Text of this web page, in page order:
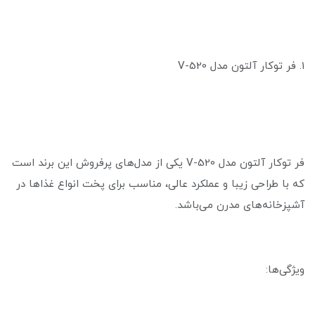
1. فر توکار آلتون مدل V-520
فر توکار آلتون مدل V-520 یکی از مدل‌های پرفروش این برند است
که با طراحی زیبا و عملکرد عالی، مناسب برای پخت انواع غذاها در
آشپزخانه‌های مدرن می‌باشد.
ویژگی‌ها: